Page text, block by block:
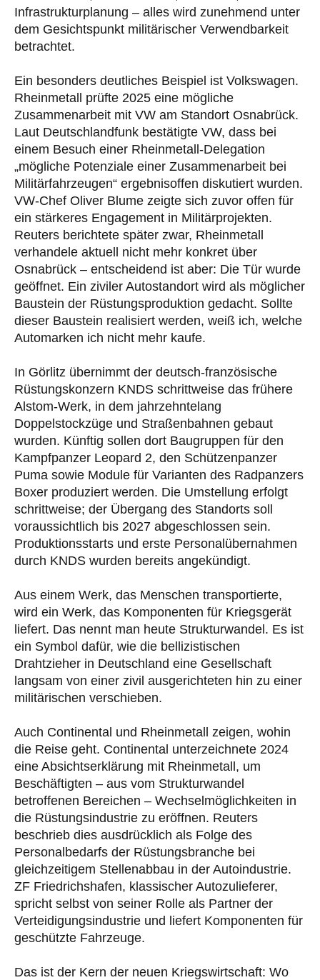
Infrastrukturplanung – alles wird zunehmend unter
dem Gesichtspunkt militärischer Verwendbarkeit
betrachtet.
Ein besonders deutliches Beispiel ist Volkswagen.
Rheinmetall prüfte 2025 eine mögliche
Zusammenarbeit mit VW am Standort Osnabrück.
Laut Deutschlandfunk bestätigte VW, dass bei
einem Besuch einer Rheinmetall-Delegation
„mögliche Potenziale einer Zusammenarbeit bei
Militärfahrzeugen“ ergebnisoffen diskutiert wurden.
VW-Chef Oliver Blume zeigte sich zuvor offen für
ein stärkeres Engagement in Militärprojekten.
Reuters berichtete später zwar, Rheinmetall
verhandele aktuell nicht mehr konkret über
Osnabrück – entscheidend ist aber: Die Tür wurde
geöffnet. Ein ziviler Autostandort wird als möglicher
Baustein der Rüstungsproduktion gedacht. Sollte
dieser Baustein realisiert werden, weiß ich, welche
Automarken ich nicht mehr kaufe.
In Görlitz übernimmt der deutsch-französische
Rüstungskonzern KNDS schrittweise das frühere
Alstom-Werk, in dem jahrzehntelang
Doppelstockzüge und Straßenbahnen gebaut
wurden. Künftig sollen dort Baugruppen für den
Kampfpanzer Leopard 2, den Schützenpanzer
Puma sowie Module für Varianten des Radpanzers
Boxer produziert werden. Die Umstellung erfolgt
schrittweise; der Übergang des Standorts soll
voraussichtlich bis 2027 abgeschlossen sein.
Produktionsstarts und erste Personalübernahmen
durch KNDS wurden bereits angekündigt.
Aus einem Werk, das Menschen transportierte,
wird ein Werk, das Komponenten für Kriegsgerät
liefert. Das nennt man heute Strukturwandel. Es ist
ein Symbol dafür, wie die bellizistischen
Drahtzieher in Deutschland eine Gesellschaft
langsam von einer zivil ausgerichteten hin zu einer
militärischen verschieben.
Auch Continental und Rheinmetall zeigen, wohin
die Reise geht. Continental unterzeichnete 2024
eine Absichtserklärung mit Rheinmetall, um
Beschäftigten – aus vom Strukturwandel
betroffenen Bereichen – Wechselmöglichkeiten in
die Rüstungsindustrie zu eröffnen. Reuters
beschrieb dies ausdrücklich als Folge des
Personalbedarfs der Rüstungsbranche bei
gleichzeitigem Stellenabbau in der Autoindustrie.
ZF Friedrichshafen, klassischer Autozulieferer,
spricht selbst von seiner Rolle als Partner der
Verteidigungsindustrie und liefert Komponenten für
geschützte Fahrzeuge.
Das ist der Kern der neuen Kriegswirtschaft: Wo